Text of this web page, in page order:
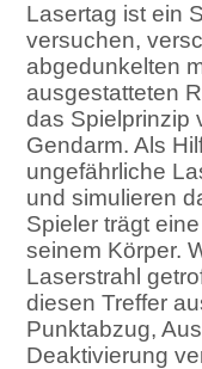
Lasertag ist ein
versuchen,
abgedunkelten
ausgestatteten
das Spielprinzip
Gendarm. Als
ungefährliche
und simulieren
Spieler trägt
seinem Körper.
Laserstrahl
diesen Treffer
Punktabzug,
Deaktivierung